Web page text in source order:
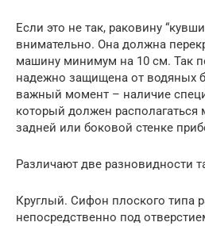
Если это не так, раковину
внимательно. Она должна
машину минимум на 10 см. Так
надежно защищена от водяных
важный момент – наличие
который должен
задней или боковой стенке
Различают две разновидности
Круглый. Сифон плоского типа
непосредственно под